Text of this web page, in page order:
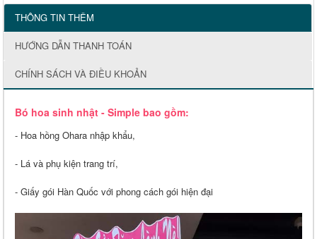
THÔNG TIN THÊM
HƯỚNG DẪN THANH TOÁN
CHÍNH SÁCH VÀ ĐIỀU KHOẢN
Bó hoa sinh nhật - Simple bao gồm:
- Hoa hồng Ohara nhập khẩu,
- Lá và phụ kiện trang trí,
- Giấy gói Hàn Quốc với phong cách gói hiện đại